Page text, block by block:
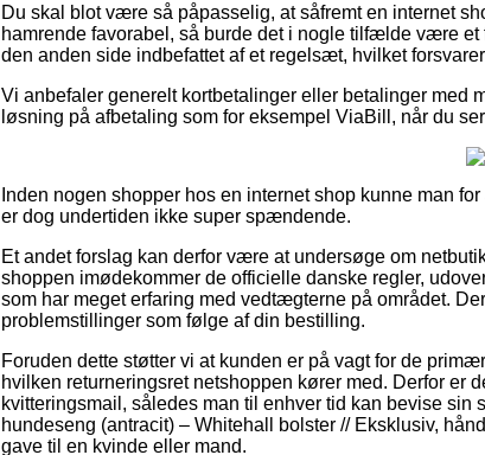
Du skal blot være så påpasselig, at såfremt en internet
hamrende favorabel, så burde det i nogle tilfælde være
den anden side indbefattet af et regelsæt, hvilket
Vi anbefaler generelt kortbetalinger eller betalinger med
løsning på afbetaling som for eksempel ViaBill, når du
Inden nogen shopper hos en internet shop kunne man
er dog undertiden ikke super spændende.
Et andet forslag kan derfor være at undersøge om
shoppen imødekommer de officielle danske regler,
som har meget erfaring med vedtægterne på området.
problemstillinger som følge af din bestilling.
Foruden dette støtter vi at kunden er på vagt for de
hvilken returneringsret netshoppen kører med. Derfor er
kvitteringsmail, således man til enhver tid kan bevise
hundeseng (antracit) – Whitehall bolster // Eksklusiv,
gave til en kvinde eller mand.